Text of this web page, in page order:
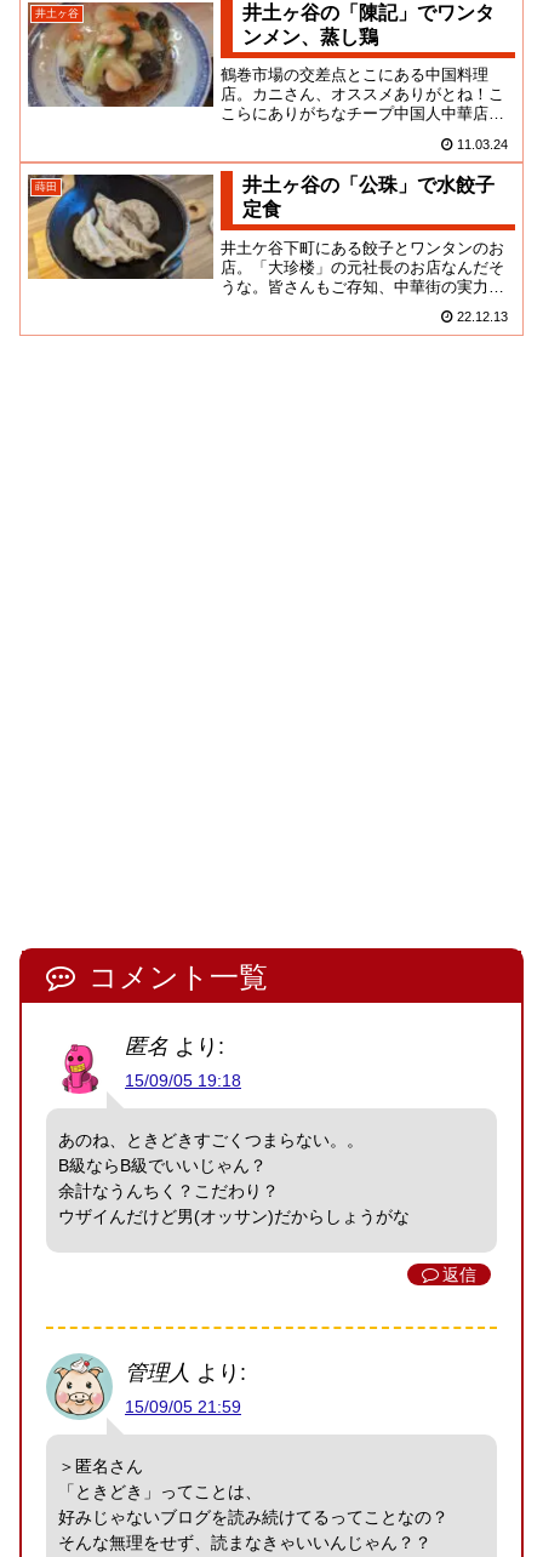
井土ヶ谷
井土ヶ谷の「陳記」でワンタ
ンメン、蒸し鶏
鶴巻市場の交差点とこにある中国料理
店。カニさん、オススメありがとね！こ
こらにありがちなチープ中国人中華店な
若い兄貴はパシフィック東京出身...11.03.24
蒔田
井土ヶ谷の「公珠」で水餃子
定食
井土ケ谷下町にある餃子とワンタンのお
店。「大珍楼」の元社長のお店なんだそ
うな。皆さんもご存知、中華街の実力店
ですが、観光食べ放題やベタな... 22.12.13
コメント一覧
匿名 より:
15/09/05 19:18
あのね、ときどきすごくつまらない。。
B級ならB級でいいじゃん？
余計なうんちく？こだわり？
ウザイんだけど男(オッサン)だからしょうがな
返信
管理人 より:
15/09/05 21:59
＞匿名さん
「ときどき」ってことは、
好みじゃないブログを読み続けてるってことなの？
そんな無理をせず、読まなきゃいいんじゃん？？